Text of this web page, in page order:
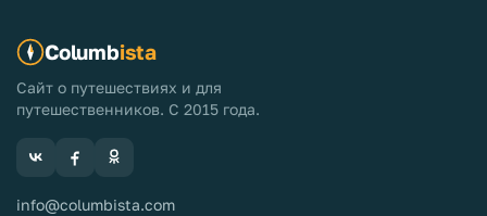
Columbista
Сайт о путешествиях и для
путешественников. С 2015 года.
info@columbista.com